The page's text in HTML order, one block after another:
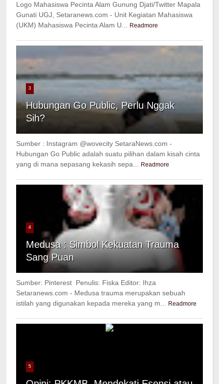
Logo Mahasiswa Pecinta Alam Gunung Djati/Twitter Mapala
Gunati UGJ, Setaranews.com - Unit Kegiatan Mahasiswa
(UKM) Mahasiswa Pecinta Alam U...
Readmore
3
Hubungan Go Public, Perlu Nggak
Sih?
Sumber : Instagram @wovecity SetaraNews.com -
Hubungan Go Public adalah suatu pilihan dalam kisah cinta
yang di mana sepasang kekasih sepa...
Readmore
4
Medusa : Simbol Kekuatan Trauma
Sang Puan
Sumber: Pinterest Penulis: Fiska Editor: Ihza
Setaranews.com - Medusa trauma merupakan sebuah
istilah yang digunakan kepada mereka yang m...
Readmore
5